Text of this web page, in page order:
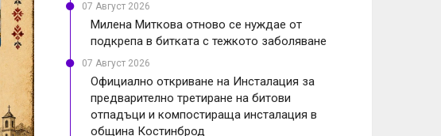
07 Август 2026
Милена Миткова отново се нуждае от
подкрепа в битката с тежкото заболяване
07 Август 2026
Официално откриване на Инсталация за
предварително третиране на битови
отпадъци и компостираща инсталация в
община Костинброд